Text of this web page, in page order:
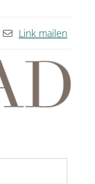
Link mailen